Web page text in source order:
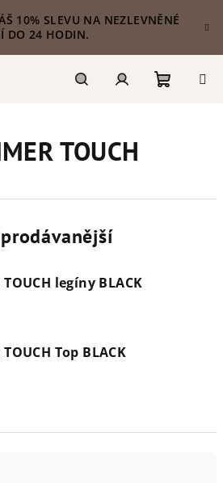
10% SLEVU NA NEZLEVNĚNÉ
DO 24 HODIN.
TOUCH
TOUCH legíny BLACK
Top BLACK